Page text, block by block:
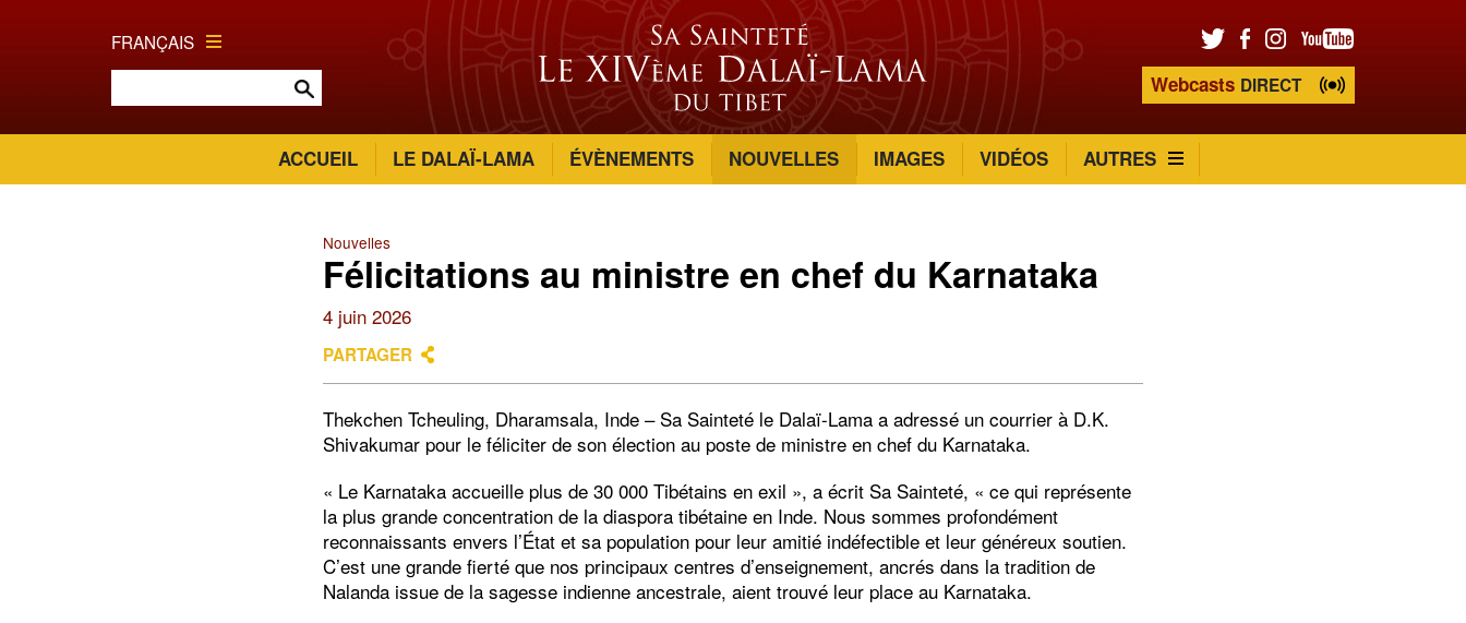
FRANÇAIS
Webcasts DIRECT
ACCUEIL LE DALAÏ-LAMA ÉVÈNEMENTS NOUVELLES IMAGES VIDÉOS AUTRES
Nouvelles
Félicitations au ministre en chef du Karnataka
4 juin 2026
PARTAGER
Thekchen Tcheuling, Dharamsala, Inde – Sa Sainteté le Dalaï-Lama a adressé un courrier à D.K.
Shivakumar pour le féliciter de son élection au poste de ministre en chef du Karnataka.
« Le Karnataka accueille plus de 30 000 Tibétains en exil », a écrit Sa Sainteté, « ce qui représente
la plus grande concentration de la diaspora tibétaine en Inde. Nous sommes profondément
reconnaissants envers l’État et sa population pour leur amitié indéfectible et leur généreux soutien.
C’est une grande fierté que nos principaux centres d’enseignement, ancrés dans la tradition de
Nalanda issue de la sagesse indienne ancestrale, aient trouvé leur place au Karnataka.